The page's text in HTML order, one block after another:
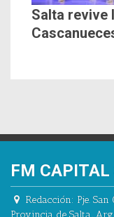
Salta revive
FM CAPITAL
Redacción: Pje. San
Provincia de Salta. ,